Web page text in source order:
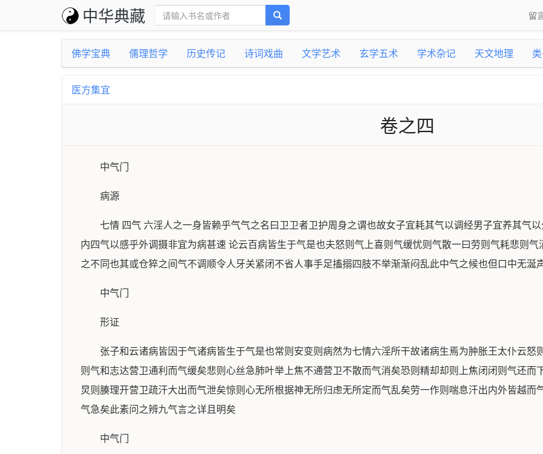
中华典藏 留
佛学宝典 儒理哲学 历史传记 诗词戏曲 文学艺术 玄学五术 学术杂记 天文地理
医方集宜
卷之四
中气门
病源
七情 四气 六淫人之一身皆赖乎气气之名曰卫卫者卫护周身之谓也故女子宜耗其气以调经男子宜养其气
内四气以感乎外调摄非宜为病甚速 论云百病皆生于气是也夫怒则气上喜则气缓忧则气散一曰劳则气耗悲则
之不同也其或仓猝之间气不调顺令人牙关紧闭不省人事手足搐搦四肢不举渐渐闷乱此中气之候也但口中无涎
中气门
形证
张子和云诸病皆因于气诸病皆生于气是也常则安变则病然为七情六淫所干故诸病生焉为肿胀王太仆云怒
则气和志达营卫通利而气缓矣悲则心丝急肺叶举上焦不通营卫不散而气消矣恐则精却却则上焦闭闭则气还而
炅则腠理开营卫疏汗大出而气泄矣惊则心无所根据神无所归虑无所定而气乱矣劳一作则喘息汗出内外皆越而
气急矣此素问之辨九气言之详且明矣
中气门